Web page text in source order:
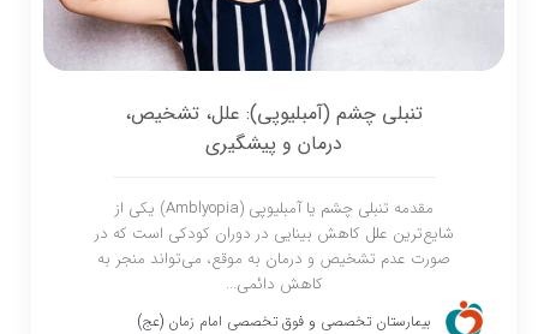
تنبلی چشم (آمبلیوپی): علل، تشخیص،
درمان و پیشگیری
مقدمه تنبلی چشم یا آمبلیوپی (Amblyopia) یکی از
شایع‌ترین علل کاهش بینایی در دوران کودکی است که در
صورت عدم تشخیص و درمان به موقع، می‌تواند منجر به
کاهش دائمی...
بیمارستان تخصصی و فوق تخصصی امام زمان (عج)